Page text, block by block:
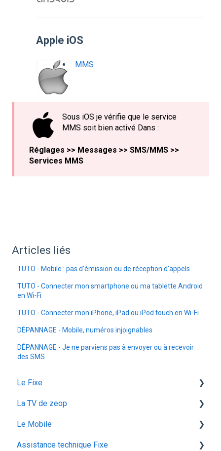
Apple iOS
MMS
Sous iOS je vérifie que le service
MMS soit bien activé Dans :
Réglages >> Messages >> SMS/MMS >>
Services MMS
Articles liés
TUTO - Mobile : pas d'émission ou de réception d'appels
TUTO - Connecter mon smartphone ou ma tablette Android
en Wi-Fi
TUTO - Connecter mon iPhone, iPad ou iPod touch en Wi-Fi
DÉPANNAGE - Mobile, numéros injoignables
DÉPANNAGE - Je ne parviens pas à envoyer ou à recevoir
des SMS
Le Fixe
Facturation
Les services
Gestion email
La TV de zeop
Les bouquets chaines en option
Plateforme streaming - SVOD
Le Mobile
configuration ios
Assistance technique Fixe